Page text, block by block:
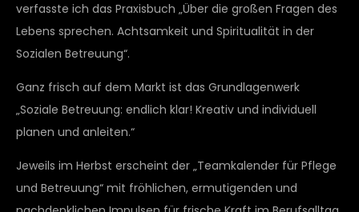
verfasste ich das Praxisbuch „Über die großen Fragen des
Lebens sprechen. Achtsamkeit und Spiritualität in der
Sozialen Betreuung“.
Ganz frisch auf dem Markt ist das Grundlagenwerk
„Soziale Betreuung: endlich klar! Kreativ und individuell
planen und anleiten.“
Jeweils im Herbst erscheint der „Teamkalender für Pflege
und Betreuung“ mit fröhlichen, ermutigenden und